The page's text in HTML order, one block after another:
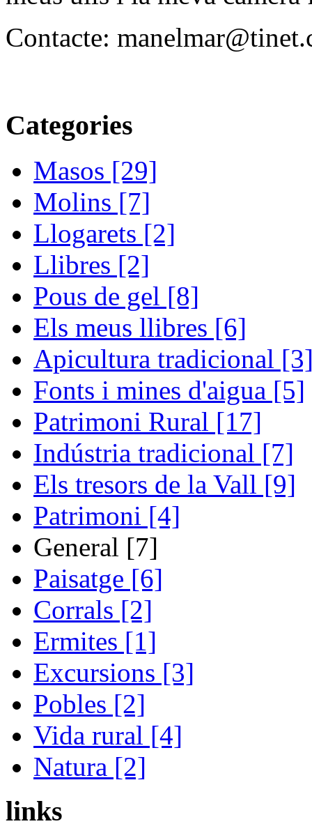
Contacte:
Categories
Masos [29]
Molins [7]
Llogarets [2]
Llibres [2]
Pous de gel [8]
Els meus llibres [6]
Apicultura tradicional
Fonts i mines d'aigua [5]
Patrimoni Rural [17]
Indústria tradicional [7]
Els tresors de la Vall [9]
Patrimoni [4]
General [7]
Paisatge [6]
Corrals [2]
Ermites [1]
Excursions [3]
Pobles [2]
Vida rural [4]
Natura [2]
links